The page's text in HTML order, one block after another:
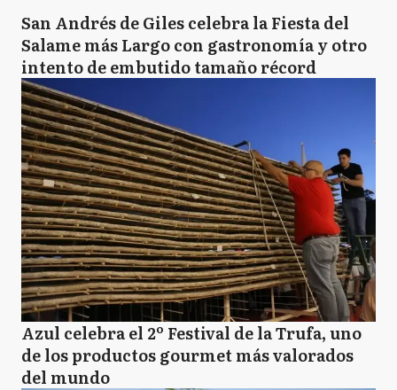
San Andrés de Giles celebra la Fiesta del
Salame más Largo con gastronomía y otro
intento de embutido tamaño récord
Azul celebra el 2º Festival de la Trufa, uno
de los productos gourmet más valorados
del mundo